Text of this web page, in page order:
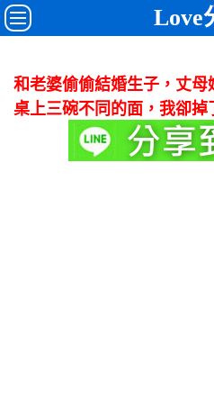
Love
和老婆偷偷結婚生子，丈
桌上三碗不同的面，我卻掉